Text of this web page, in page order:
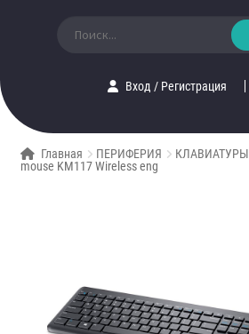
Вход/ Регистрация
Главная ПЕРИФЕРИЯ КЛАВИАТУРЫ
mouse KM117 Wireless eng